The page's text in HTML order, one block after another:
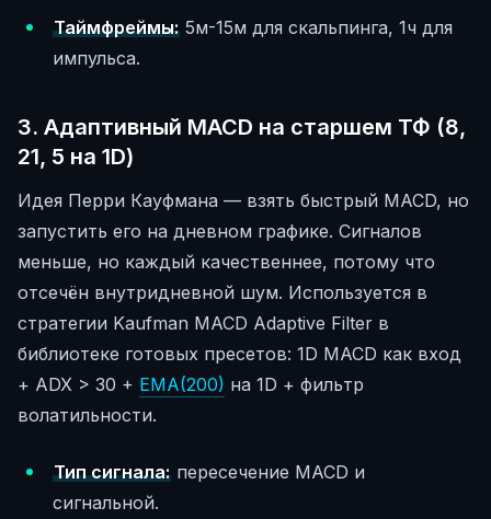
Таймфреймы:5м-15м для скальпинга, 1ч для
импульса.
3. Адаптивный MACD на старшем ТФ (8,
21, 5 на 1D)
Идея Перри Кауфмана — взять быстрый MACD, но
запустить его на дневном графике. Сигналов
меньше, но каждый качественнее, потому что
отсечён внутридневной шум. Используется в
стратегии Kaufman MACD Adaptive Filter в
библиотеке готовых пресетов: 1D MACD как вход
+ ADX > 30 + EMA(200) на 1D + фильтр
волатильности.
Тип сигнала:пересечение MACD и
сигнальной.